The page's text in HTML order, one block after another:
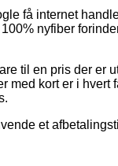
få internet
nyfiber
til en pris der er
med kort er i hvert
et